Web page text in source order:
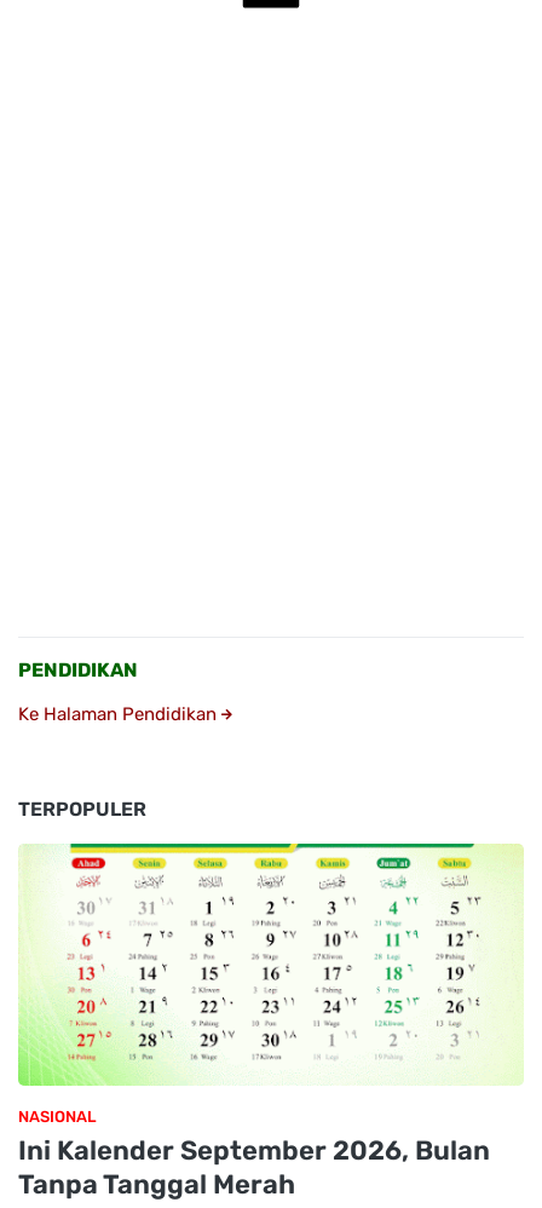
PENDIDIKAN
Ke Halaman Pendidikan
TERPOPULER
NASIONAL
Ini Kalender September 2026, Bulan
Tanpa Tanggal Merah